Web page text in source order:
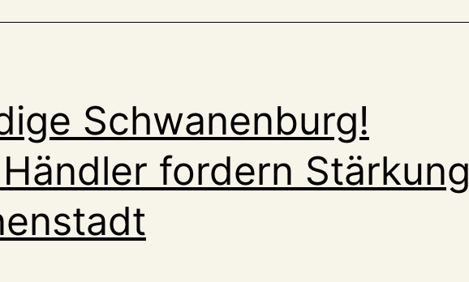
Schwanenburg!
fordern Stärkung